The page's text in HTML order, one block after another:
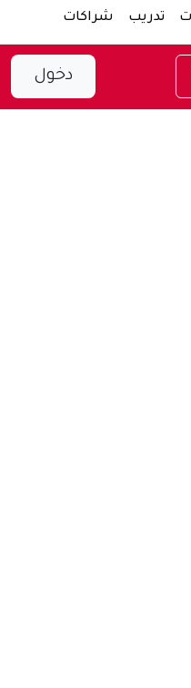
تدريب شراكات
دخول